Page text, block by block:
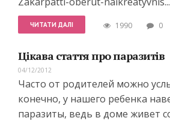
ЧИТАТИ ДАЛІ 1990 0
Цікава стаття про паразитів
04/12/2012
Часто от родителей можно
конечно, у нашего ребенка
паразиты, ведь в доме живет